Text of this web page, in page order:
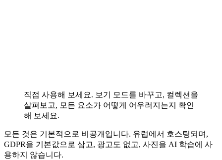
직접 사용해 보세요. 보기 모드를 바꾸고, 컬렉션을
살펴보고, 모든 요소가 어떻게 어우러지는지 확인
해 보세요.
모든 것은 기본적으로 비공개입니다. 유럽에서 호스팅되며,
GDPR을 기본값으로 삼고, 광고도 없고, 사진을 AI 학습에 사
용하지 않습니다.